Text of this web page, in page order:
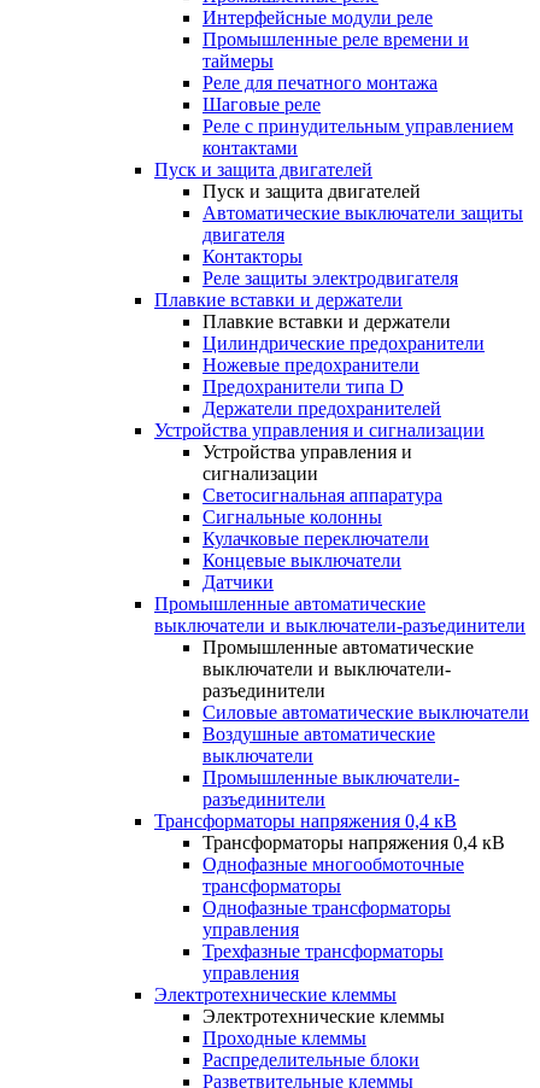
Интерфейсные модули реле
Промышленные реле времени и
таймеры
Реле для печатного монтажа
Шаговые реле
Реле с принудительным управлением
контактами
Пуск и защита двигателей
Пуск и защита двигателей
Автоматические выключатели защиты
двигателя
Контакторы
Реле защиты электродвигателя
Плавкие вставки и держатели
Плавкие вставки и держатели
Цилиндрические предохранители
Ножевые предохранители
Предохранители типа D
Держатели предохранителей
Устройства управления и сигнализации
Устройства управления и
сигнализации
Светосигнальная аппаратура
Сигнальные колонны
Кулачковые переключатели
Концевые выключатели
Датчики
Промышленные автоматические
выключатели и выключатели-разъединители
Промышленные автоматические
выключатели и выключатели-
разъединители
Силовые автоматические выключатели
Воздушные автоматические
выключатели
Промышленные выключатели-
разъединители
Трансформаторы напряжения 0,4 кВ
Трансформаторы напряжения 0,4 кВ
Однофазные многообмоточные
трансформаторы
Однофазные трансформаторы
управления
Трехфазные трансформаторы
управления
Электротехнические клеммы
Электротехнические клеммы
Проходные клеммы
Распределительные блоки
Разветвительные клеммы